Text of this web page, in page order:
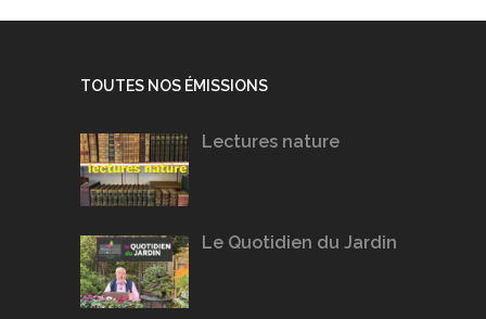
TOUTES NOS ÉMISSIONS
Lectures nature
Le Quotidien du Jardin